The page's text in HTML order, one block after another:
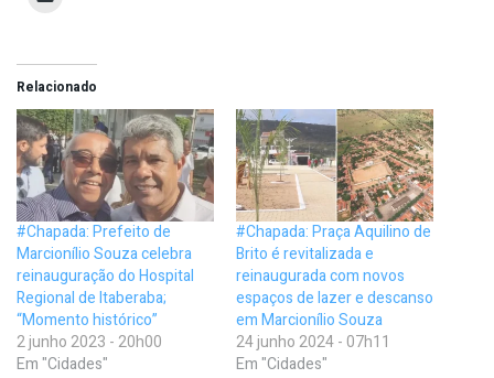
Relacionado
#Chapada: Prefeito de
Marcionílio Souza celebra
reinauguração do Hospital
Regional de Itaberaba;
“Momento histórico”
2 junho 2023 - 20h00
Em "Cidades"
#Chapada: Praça Aquilino de
Brito é revitalizada e
reinaugurada com novos
espaços de lazer e descanso
em Marcionílio Souza
24 junho 2024 - 07h11
Em "Cidades"